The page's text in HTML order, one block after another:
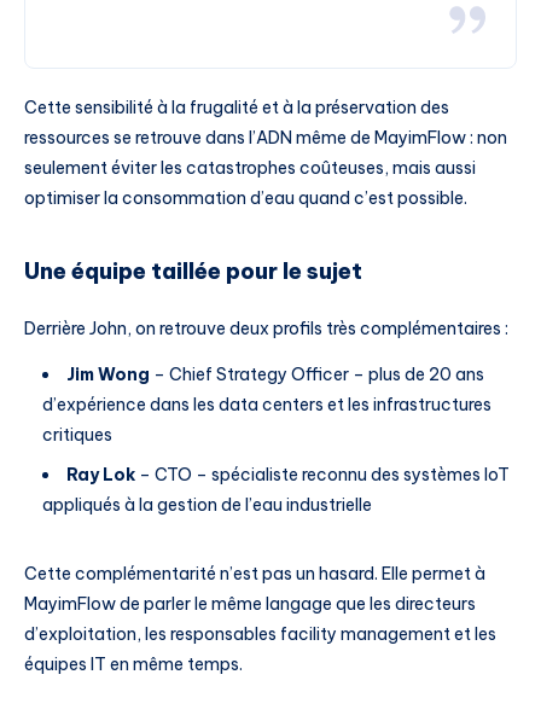
Cette sensibilité à la frugalité et à la préservation des
ressources se retrouve dans l’ADN même de MayimFlow : non
seulement éviter les catastrophes coûteuses, mais aussi
optimiser la consommation d’eau quand c’est possible.
Une équipe taillée pour le sujet
Derrière John, on retrouve deux profils très complémentaires :
Jim Wong – Chief Strategy Officer – plus de 20 ans
d’expérience dans les data centers et les infrastructures
critiques
Ray Lok – CTO – spécialiste reconnu des systèmes IoT
appliqués à la gestion de l’eau industrielle
Cette complémentarité n’est pas un hasard. Elle permet à
MayimFlow de parler le même langage que les directeurs
d’exploitation, les responsables facility management et les
équipes IT en même temps.